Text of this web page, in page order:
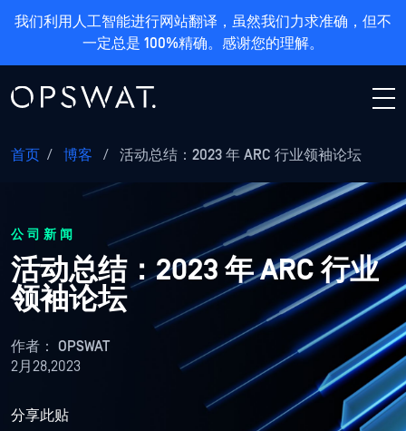
我们利用人工智能进行网站翻译，虽然我们力求准确，但不
一定总是 100%精确。感谢您的理解。
首页 / 博客 / 活动总结：2023 年 ARC 行业领袖论坛
公司新闻
活动总结：2023 年 ARC 行业
领袖论坛
作者： OPSWAT
2月28,2023
分享此贴